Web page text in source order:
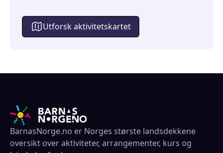
Utforsk aktivitetskartet
BarnasNorge.no er Norges største landsdekkene
oversikt over aktiviteter, arrangementer, kurs og